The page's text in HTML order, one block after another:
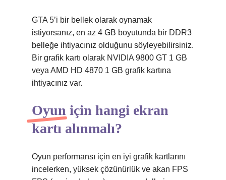
GTA 5’i bir bellek olarak oynamak
istiyorsanız, en az 4 GB boyutunda bir DDR3
belleğe ihtiyacınız olduğunu söyleyebilirsiniz.
Bir grafik kartı olarak NVIDIA 9800 GT 1 GB
veya AMD HD 4870 1 GB grafik kartına
ihtiyacınız var.
Oyun için hangi ekran
kartı alınmalı?
Oyun performansı için en iyi grafik kartlarını
incelerken, yüksek çözünürlük ve akan FPS